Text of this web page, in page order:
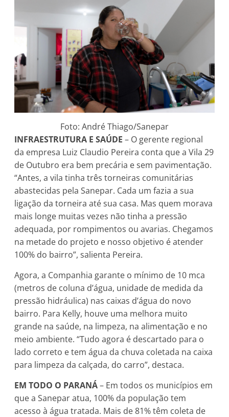
Foto: André Thiago/Sanepar
INFRAESTRUTURA E SAÚDE – O gerente regional
da empresa Luiz Claudio Pereira conta que a Vila 29
de Outubro era bem precária e sem pavimentação.
“Antes, a vila tinha três torneiras comunitárias
abastecidas pela Sanepar. Cada um fazia a sua
ligação da torneira até sua casa. Mas quem morava
mais longe muitas vezes não tinha a pressão
adequada, por rompimentos ou avarias. Chegamos
na metade do projeto e nosso objetivo é atender
100% do bairro”, salienta Pereira.
Agora, a Companhia garante o mínimo de 10 mca
(metros de coluna d’água, unidade de medida da
pressão hidráulica) nas caixas d’água do novo
bairro. Para Kelly, houve uma melhora muito
grande na saúde, na limpeza, na alimentação e no
meio ambiente. “Tudo agora é descartado para o
lado correto e tem água da chuva coletada na caixa
para limpeza da calçada, do carro”, destaca.
EM TODO O PARANÁ– Em todos os municípios em
que a Sanepar atua, 100% da população tem
acesso à água tratada. Mais de 81% têm coleta de